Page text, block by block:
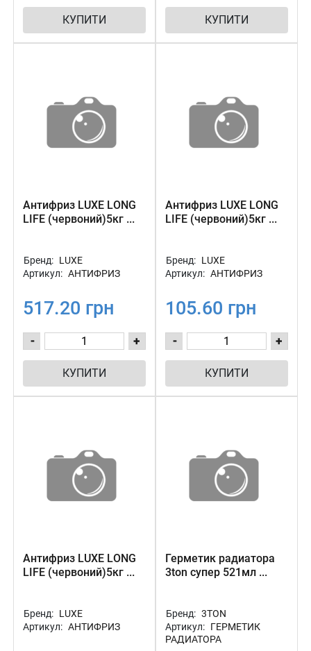
КУПИТИ КУПИТИ
Антифриз LUXE LONG
LIFE (червоний)5кг ...
Бренд: LUXE
Артикул: АНТИФРИЗ
517.20 грн
- +
КУПИТИ
Антифриз LUXE LONG
LIFE (червоний)5кг ...
Бренд: LUXE
Артикул: АНТИФРИЗ
105.60 грн
- +
КУПИТИ
Антифриз LUXE LONG
LIFE (червоний)5кг ...
Бренд: LUXE
Артикул: АНТИФРИЗ
Герметик радиатора
3ton супер 521мл ...
Бренд: 3TON
Артикул: ГЕРМЕТИК
РАДИАТОРА